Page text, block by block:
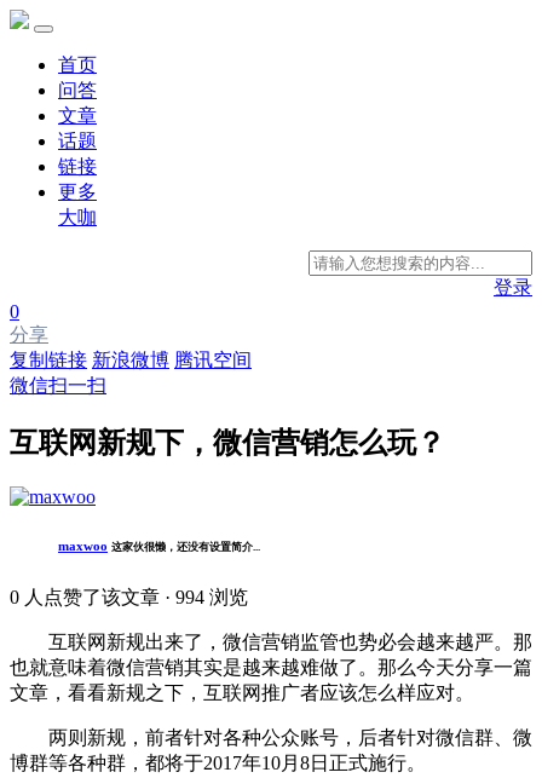
首页
问答
文章
话题
链接
更多
大咖
登录
0
分享
复制链接 新浪微博 腾讯空间
微信扫一扫
互联网新规下，微信营销怎么玩？
maxwoo 这家伙很懒，还没有设置简介...
0 人点赞了该文章 · 994 浏览
互联网新规出来了，微信营销监管也势必会越来越严。那
也就意味着微信营销其实是越来越难做了。那么今天分享一篇
文章，看看新规之下，互联网推广者应该怎么样应对。
两则新规，前者针对各种公众账号，后者针对微信群、微
博群等各种群，都将于2017年10月8日正式施行。